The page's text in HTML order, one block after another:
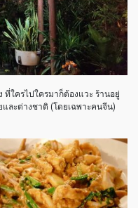
ที่ใครไปใครมาก็ต้องแวะ ร้านอยู่
ละต่างชาติ (โดยเฉพาะคนจีน)